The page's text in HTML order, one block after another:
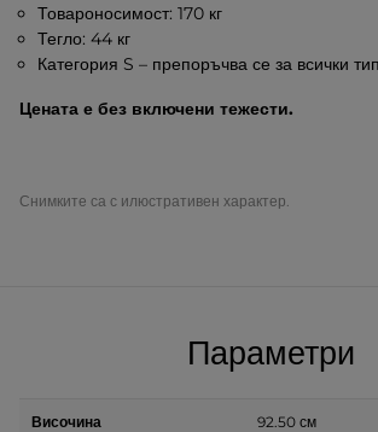
Товароносимост: 170 кг
Тегло: 44 кг
Категория S – препоръчва се за всички
Цената е без включени тежести.
Снимките са с илюстративен характер.
Параметри
Височина 92.50 см